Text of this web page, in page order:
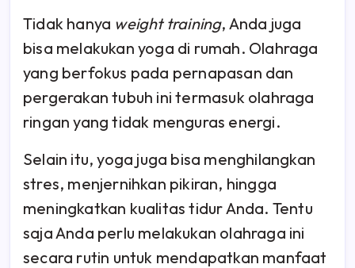
Tidak hanya weight training, Anda juga
bisa melakukan yoga di rumah. Olahraga
yang berfokus pada pernapasan dan
pergerakan tubuh ini termasuk olahraga
ringan yang tidak menguras energi.
Selain itu, yoga juga bisa menghilangkan
stres, menjernihkan pikiran, hingga
meningkatkan kualitas tidur Anda. Tentu
saja Anda perlu melakukan olahraga ini
secara rutin untuk mendapatkan manfaat